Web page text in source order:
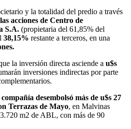
y la totalidad del predio a través
acciones de Centro de
S.A. (propietaria del 61,85% del
38,15% restante a terceros, en una
la inversión directa asciende a u$s
inversiones indirectas por parte
desembolsó más de u$s 27
Terrazas de Mayo, en Malvinas
m2 de ABL, con más de 90